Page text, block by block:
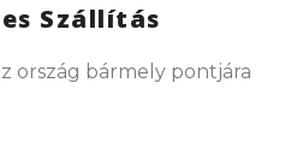
Szállítás
ország bármely pontjára